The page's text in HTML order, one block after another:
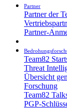
Partner
Partner der
Partner-
Team82
Threat
Übersicht
Forschung
Team82
PGP-